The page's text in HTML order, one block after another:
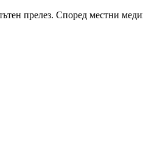
прелез. Според местни